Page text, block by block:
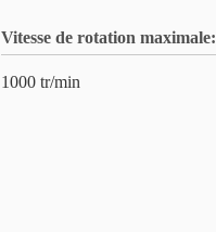
Vitesse de rotation maximale:
1000 tr/min